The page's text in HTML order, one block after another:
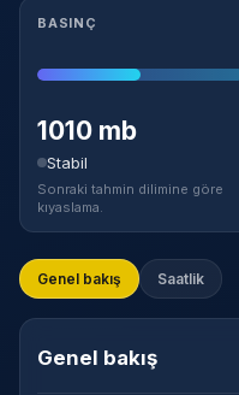
BASINÇ
1010 mb
Stabil
Sonraki tahmin dilimine göre
kıyaslama.
Genel bakış Saatlik
Genel bakış